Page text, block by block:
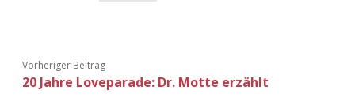
Vorheriger Beitrag
20 Jahre Loveparade: Dr. Motte erzählt